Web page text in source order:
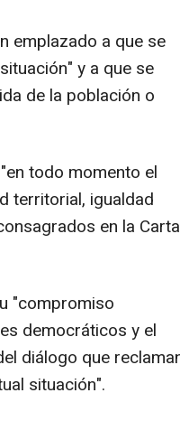
emplazado a que se
y a que se
de la población o
todo momento el
territorial, igualdad
en la Carta
"compromiso
democráticos y el
diálogo que
situación".